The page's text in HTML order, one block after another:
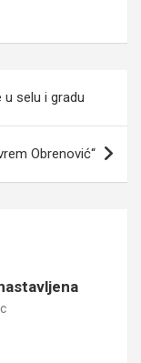
selu i gradu
Obrenović“